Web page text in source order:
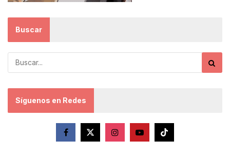
Buscar
Síguenos en Redes